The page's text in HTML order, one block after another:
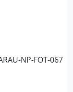
NP-FOT-067